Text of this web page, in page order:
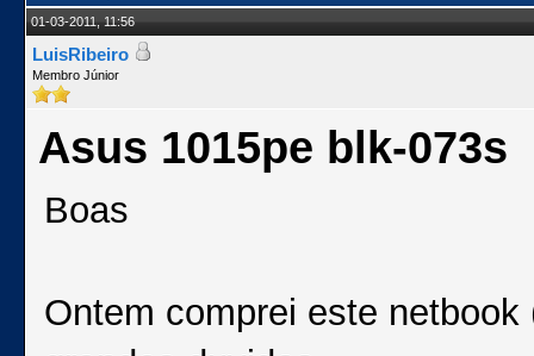
01-03-2011, 11:56
LuisRibeiro
Membro Júnior
Asus 1015pe blk-073s
Boas
Ontem comprei este